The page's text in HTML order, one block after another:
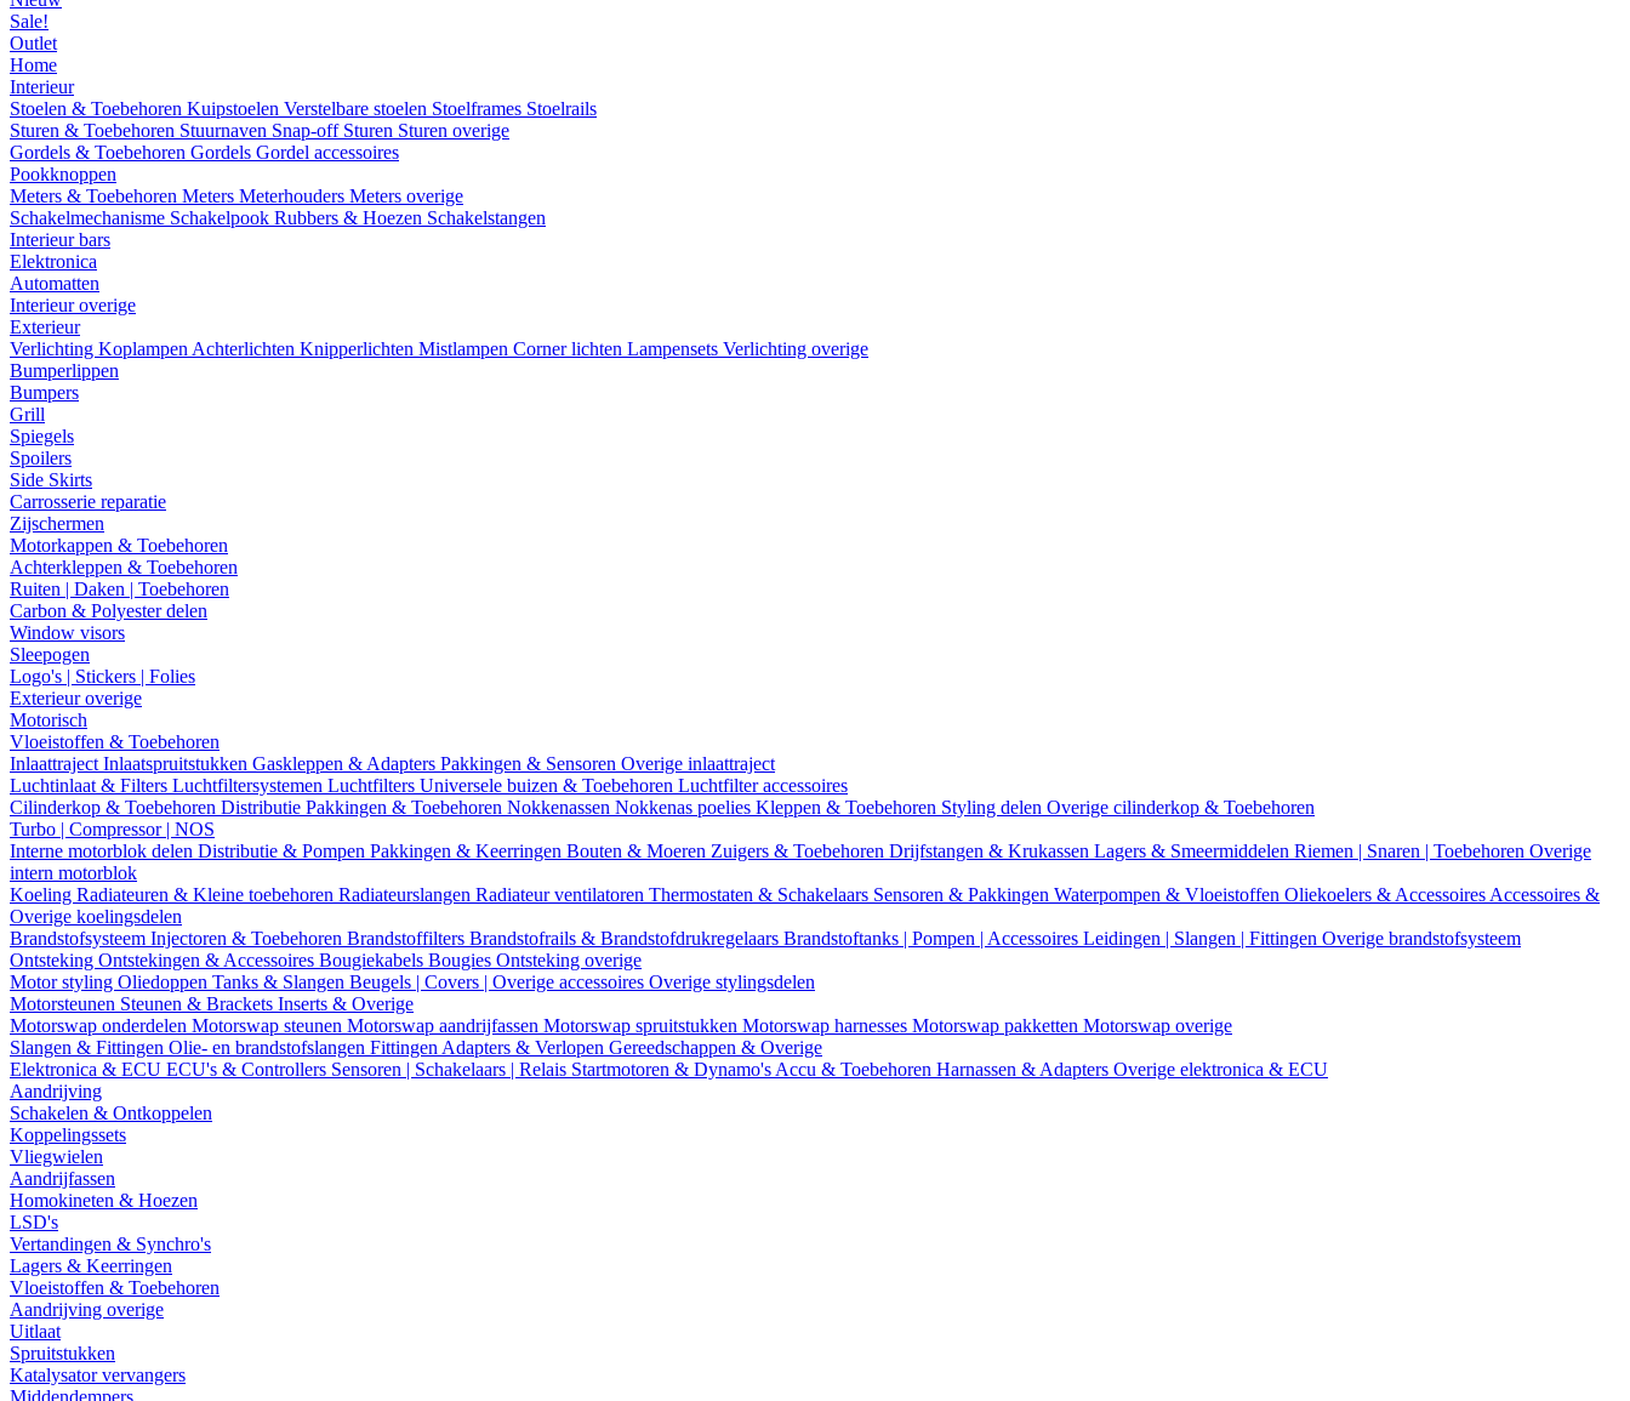
Sale!
Outlet
Home
Interieur
Stoelen & Toebehoren Kuipstoelen Verstelbare stoelen Stoelframes Stoelrails
Sturen & Toebehoren Stuurnaven Snap-off Sturen Sturen overige
Gordels & Toebehoren Gordels Gordel accessoires
Pookknoppen
Meters & Toebehoren Meters Meterhouders Meters overige
Schakelmechanisme Schakelpook Rubbers & Hoezen Schakelstangen
Interieur bars
Elektronica
Automatten
Interieur overige
Exterieur
Verlichting Koplampen Achterlichten Knipperlichten Mistlampen Corner lichten Lampensets Verlichting overige
Bumperlippen
Bumpers
Grill
Spiegels
Spoilers
Side Skirts
Carrosserie reparatie
Zijschermen
Motorkappen & Toebehoren
Achterkleppen & Toebehoren
Ruiten | Daken | Toebehoren
Carbon & Polyester delen
Window visors
Sleepogen
Logo's | Stickers | Folies
Exterieur overige
Motorisch
Vloeistoffen & Toebehoren
Inlaattraject Inlaatspruitstukken Gaskleppen & Adapters Pakkingen & Sensoren Overige inlaattraject
Luchtinlaat & Filters Luchtfiltersystemen Luchtfilters Universele buizen & Toebehoren Luchtfilter accessoires
Cilinderkop & Toebehoren Distributie Pakkingen & Toebehoren Nokkenassen Nokkenas poelies Kleppen & Toebehoren Styling delen Overige cilinderkop & Toebehoren
Turbo | Compressor | NOS
Interne motorblok delen Distributie & Pompen Pakkingen & Keerringen Bouten & Moeren Zuigers & Toebehoren Drijfstangen & Krukassen Lagers & Smeermiddelen Riemen | Snaren | Toebehoren Overige
intern motorblok
Koeling Radiateuren & Kleine toebehoren Radiateurslangen Radiateur ventilatoren Thermostaten & Schakelaars Sensoren & Pakkingen Waterpompen & Vloeistoffen Oliekoelers & Accessoires Accessoires &
Overige koelingsdelen
Brandstofsysteem Injectoren & Toebehoren Brandstoffilters Brandstofrails & Brandstofdrukregelaars Brandstoftanks | Pompen | Accessoires Leidingen | Slangen | Fittingen Overige brandstofsysteem
Ontsteking Ontstekingen & Accessoires Bougiekabels Bougies Ontsteking overige
Motor styling Oliedoppen Tanks & Slangen Beugels | Covers | Overige accessoires Overige stylingsdelen
Motorsteunen Steunen & Brackets Inserts & Overige
Motorswap onderdelen Motorswap steunen Motorswap aandrijfassen Motorswap spruitstukken Motorswap harnesses Motorswap pakketten Motorswap overige
Slangen & Fittingen Olie- en brandstofslangen Fittingen Adapters & Verlopen Gereedschappen & Overige
Elektronica & ECU ECU's & Controllers Sensoren | Schakelaars | Relais Startmotoren & Dynamo's Accu & Toebehoren Harnassen & Adapters Overige elektronica & ECU
Aandrijving
Schakelen & Ontkoppelen
Koppelingssets
Vliegwielen
Aandrijfassen
Homokineten & Hoezen
LSD's
Vertandingen & Synchro's
Lagers & Keerringen
Vloeistoffen & Toebehoren
Aandrijving overige
Uitlaat
Spruitstukken
Katalysator vervangers
Middendempers